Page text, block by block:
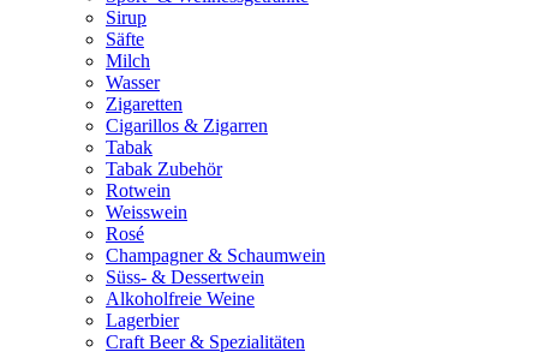
Sirup
Säfte
Milch
Wasser
Zigaretten
Cigarillos & Zigarren
Tabak
Tabak Zubehör
Rotwein
Weisswein
Rosé
Champagner & Schaumwein
Süss- & Dessertwein
Alkoholfreie Weine
Lagerbier
Craft Beer & Spezialitäten